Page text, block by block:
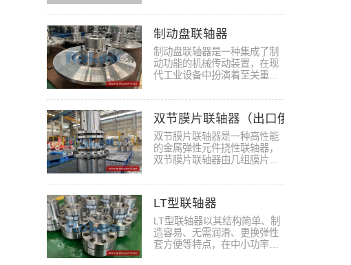
制动盘联轴器
制动盘联轴器是一种集成了制
动功能的机械传动装置，在现
代工业设备中扮演着至关重要
双节膜片联轴器（出口俄罗斯）
双节膜片联轴器是一种高性能
的金属弹性元件挠性联轴器，
双节膜片联轴器由几组膜片用
LT型联轴器
LT型联轴器以其结构简单、制
造容易、无需润滑、更换弹性
套方便等特点，在中小功率轴